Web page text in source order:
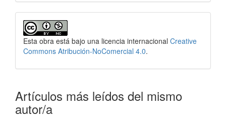
Esta obra está bajo una licencia internacional Creative
Commons Atribución-NoComercial 4.0.
Artículos más leídos del mismo
autor/a